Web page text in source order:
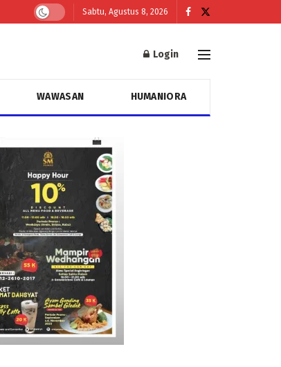
Sabtu, Agustus 8, 2026
Login
WAWASAN HUMANIORA